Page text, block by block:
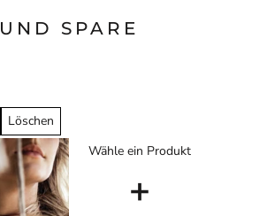
UND SPARE
Löschen
Wähle ein Produkt
+